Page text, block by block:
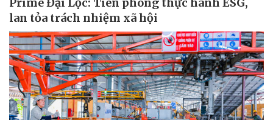
Prime Đại Lộc: Tiên phong thực hành ESG,
lan tỏa trách nhiệm xã hội